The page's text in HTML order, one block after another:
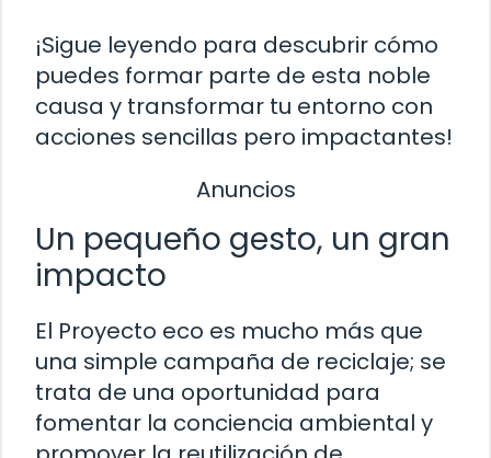
¡Sigue leyendo para descubrir cómo
puedes formar parte de esta noble
causa y transformar tu entorno con
acciones sencillas pero impactantes!
Anuncios
Un pequeño gesto, un gran
impacto
El Proyecto eco es mucho más que
una simple campaña de reciclaje; se
trata de una oportunidad para
fomentar la conciencia ambiental y